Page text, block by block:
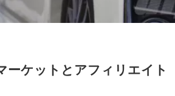
ーケットとアフィリエイト